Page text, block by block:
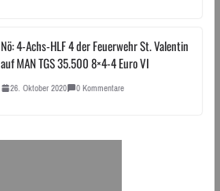
Nö: 4-Achs-HLF 4 der Feuerwehr St. Valentin
auf MAN TGS 35.500 8×4-4 Euro VI
26. Oktober 2020 0 Kommentare